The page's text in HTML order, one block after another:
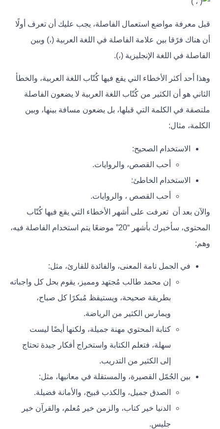
قبل معرفة مواضع استعمال الفاصلة، يجب عليك أن تعرف أولًا
أن هناك فرًقا بين علامة الفاصلة في اللغة العربية (،) وبين
الفاصلة في اللغة الإنجليزية (،).
وهذا أحد أكثر الأخطاء التي يقع فيها كُتّاب اللغة العربية، والخطأ
الثاني هو أن الكثير من كُتّاب اللغة العربية لا يضعون الفاصلة
ملتصقة في الكلمة التي قبلها، بل يضعون مسافة بينها، وبين
الكلمة، مثال:
الاستخدام الصحيح:
أحب القصص، والروايات.
الاستخدام الخاطئ:
أحب القصص ، والروايات.
والآن بعد أن تعرفت على أشهر الأخطاء التي يقع فيها كُتّاب
المحتوى، سأخبرك بأشهر “20”
موضعًا يتم استخدام الفاصلة فيه،
وهم:
في الجمل تامة المعنى، والفائدة للقارئ، مثل:
إن محمد طالب مُجتهد ومميز، يقوم بحل كل واجباته
بطريقة صحيحة، ويستيقظ مُبكرًا كل صباح،
ويمارس الكثير من الرياضة.
كتابة المحتوي مهنة جميلة، ولكنها أيضًا ليست
سهلة، فتعلم الكتابة واستخراج أفكار جيدة تحتاج
إلى الكثير من التدريب.
بين الجُمّل القصيرة، والمستقلة في معانيها، مثل:
الصدق جميل، والكذب قبيح، والأمانة فضيلة.
الدنيا خير كتاب، والزمن خير مُعلم، والقرآن خير
جليس.